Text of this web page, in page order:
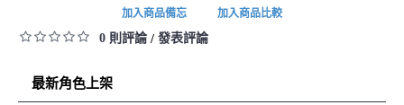
加入商品備忘 加入商品比較
0 則評論 / 發表評論
最新角色上架